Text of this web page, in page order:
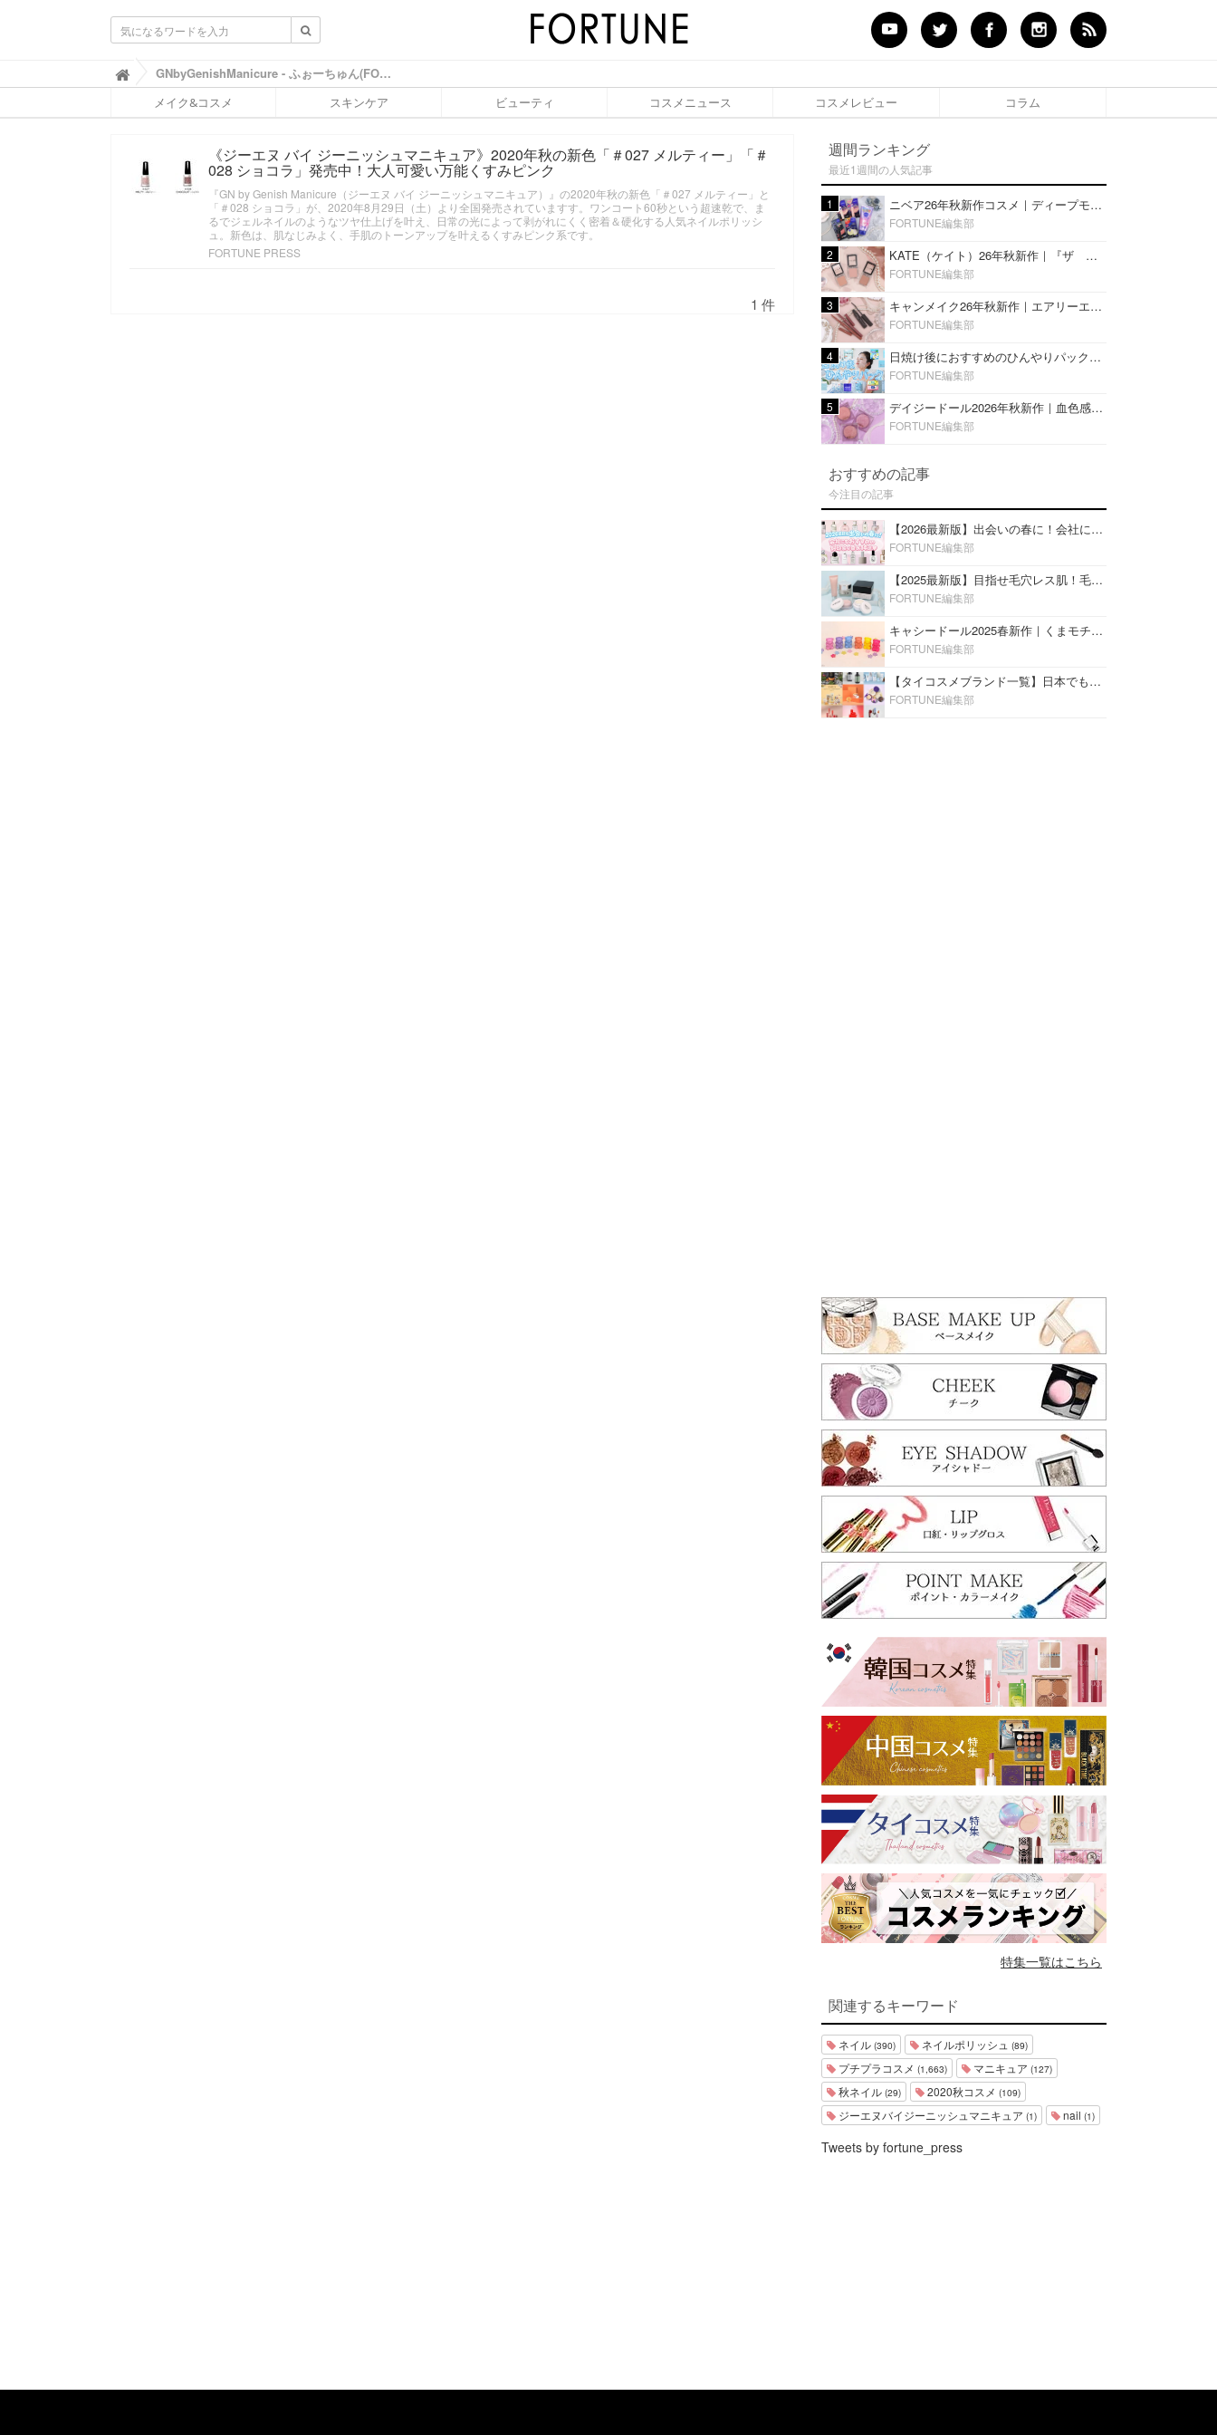
ふ
ぉ
ち
GNbyGenishManicure - ふぉーちゅん(FORTUNE)
メイク&コスメ スキンケア ビューティ コスメニュース コスメレビュー コラム
《ジーエヌ バイ ジーニッシュマニキュア》2020年秋の新色「＃027 メルティー」「＃
028 ショコラ」発売中！大人可愛い万能くすみピンク
『GN by Genish Manicure（ジーエヌ バイ ジーニッシュマニキュア）』の2020年秋の新色「＃027 メルティー」と
「＃028 ショコラ」が、2020年8月29日（土）より全国発売されていますす。ワンコート60秒という超速乾で、ま
るでジェルネイルのようなツヤ仕上げを叶え、日常の光によって剥がれにくく密着＆硬化する人気ネイルポリッシ
ュ。新色は、肌なじみよく、手肌のトーンアップを叶えるくすみピンク系です。
FORTUNE PRESS
1 件
週間ランキング
最近1週間の人気記事
1 ニベア26年秋新作コスメ｜ディープモイスチャーリップの美容液タイプや2in1ボディクリームスクラブも
FORTUNE編集部
2 KATE（ケイト）26年秋新作｜『ザ アイカラー』に白みベージュ系淡色カラーが登場！新3色をレビュー
FORTUNE編集部
3 キャンメイク26年秋新作｜エアリーエクステンションライナー＆カールスナイパーマスカラ新色をレビュー
FORTUNE編集部
4 日焼け後におすすめのひんやりパック14選｜暑い夏にぴったりな冷凍／鎮静／うるおいチャージマスクを紹介
FORTUNE編集部
5 デイジードール2026年秋新作｜血色感が可愛い♡『パウダー ブラッシュ ブルーム』新3色をレビュー
FORTUNE編集部
おすすめの記事
今注目の記事
【2026最新版】出会いの春に！会社にもおすすめの好印象な香水14選♡ビジネスの場での香水マナーも
FORTUNE編集部
【2025最新版】目指せ毛穴レス肌！毛穴を埋めて隠す「おすすめ部分用下地＆プライマー」ランキング♡
FORTUNE編集部
キャシードール2025春新作｜くまモチーフのミニリップ「シャイニーベア リップモイスト」をレビュー♡
FORTUNE編集部
【タイコスメブランド一覧】日本でも人気沸騰中の“タイコスメ”ブランド20選！
FORTUNE編集部
特集一覧はこちら
関連するキーワード
ネイル (390) ネイルポリッシュ (89)
プチプラコスメ (1,663) マニキュア (127)
秋ネイル (29) 2020秋コスメ (109)
ジーエヌバイジーニッシュマニキュア (1) nail (1)
Tweets by fortune_press